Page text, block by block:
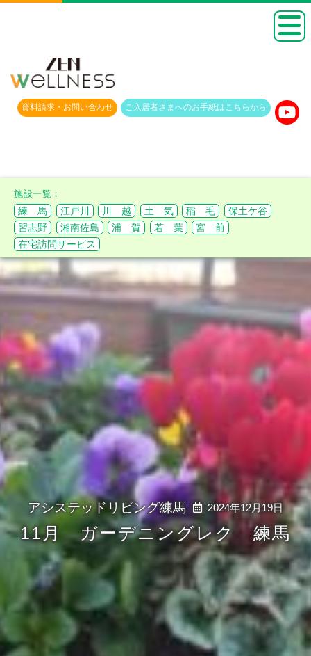
資料請求・ お問い合わせ ご入居者さまへのお手紙はこちらから
練 馬 江戸川 川 越 土 気 稲 毛
保土ケ谷
習志野
湘南佐島 浦 賀 若 葉
宮 前
在宅訪問サービス
2024年12月19日
11月 ガーデニングレク 練馬